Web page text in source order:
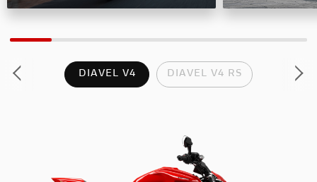
DIAVEL V4 DIAVEL V4 RS